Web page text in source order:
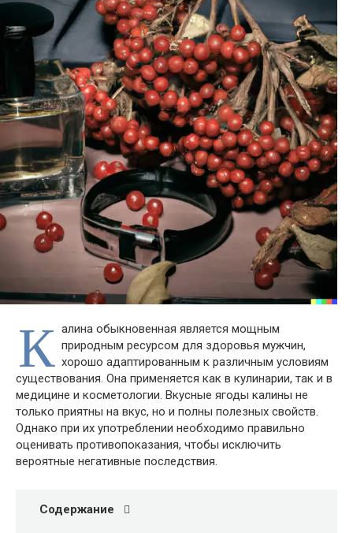
К алина обыкновенная является мощным
природным ресурсом для здоровья мужчин,
хорошо адаптированным к различным условиям
существования. Она применяется как в кулинарии, так и в
медицине и косметологии. Вкусные ягоды калины не
только приятны на вкус, но и полны полезных свойств.
Однако при их употреблении необходимо правильно
оценивать противопоказания, чтобы исключить
вероятные негативные последствия.
Содержание